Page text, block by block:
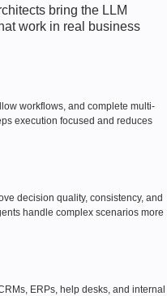
bring the LLM
work in real business
workflows, and complete multi-
execution focused and reduces
decision quality, consistency, and
handle complex scenarios more
ERPs, help desks, and internal